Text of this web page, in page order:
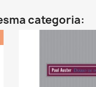
categoria: